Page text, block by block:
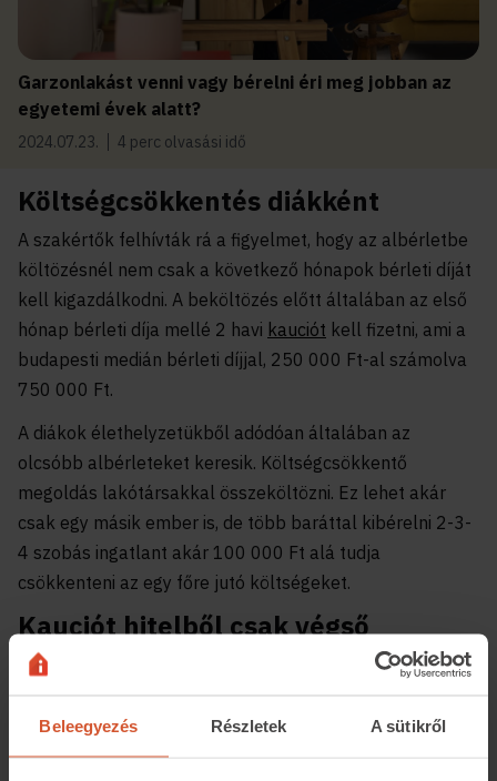
Beleegyezés Részletek A sütikről
Garzonlakást venni vagy bérelni éri meg jobban az
egyetemi évek alatt?
2024.07.23. 4 perc olvasási idő
Költségcsökkentés diákként
A szakértők felhívták rá a figyelmet, hogy az albérletbe
költözésnél nem csak a következő hónapok bérleti díját
kell kigazdálkodni. A beköltözés előtt általában az első
hónap bérleti díja mellé 2 havi kauciót kell fizetni, ami a
budapesti medián bérleti díjjal, 250 000 Ft-al számolva
750 000 Ft.
A diákok élethelyzetükből adódóan általában az
olcsóbb albérleteket keresik. Költségcsökkentő
megoldás lakótársakkal összeköltözni. Ez lehet akár
csak egy másik ember is, de több baráttal kibérelni 2-3-
4 szobás ingatlant akár 100 000 Ft alá tudja
csökkenteni az egy főre jutó költségeket.
Kauciót hitelből csak végső
esetben
Korponai Levente felhívta rá a figyelmet, hogy a
beköltözés indulóköltségét csak legvégső esetben
szabadszemélyi kölcsönnel fedezni. Könnyebbséget